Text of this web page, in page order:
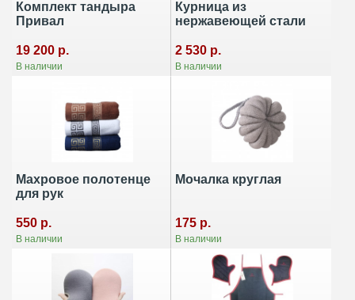
Комплект тандыра
Привал
19 200 р.
В наличии
Курница из
нержавеющей стали
2 530 р.
В наличии
Махровое полотенце
для рук
550 р.
В наличии
Мочалка круглая
175 р.
В наличии